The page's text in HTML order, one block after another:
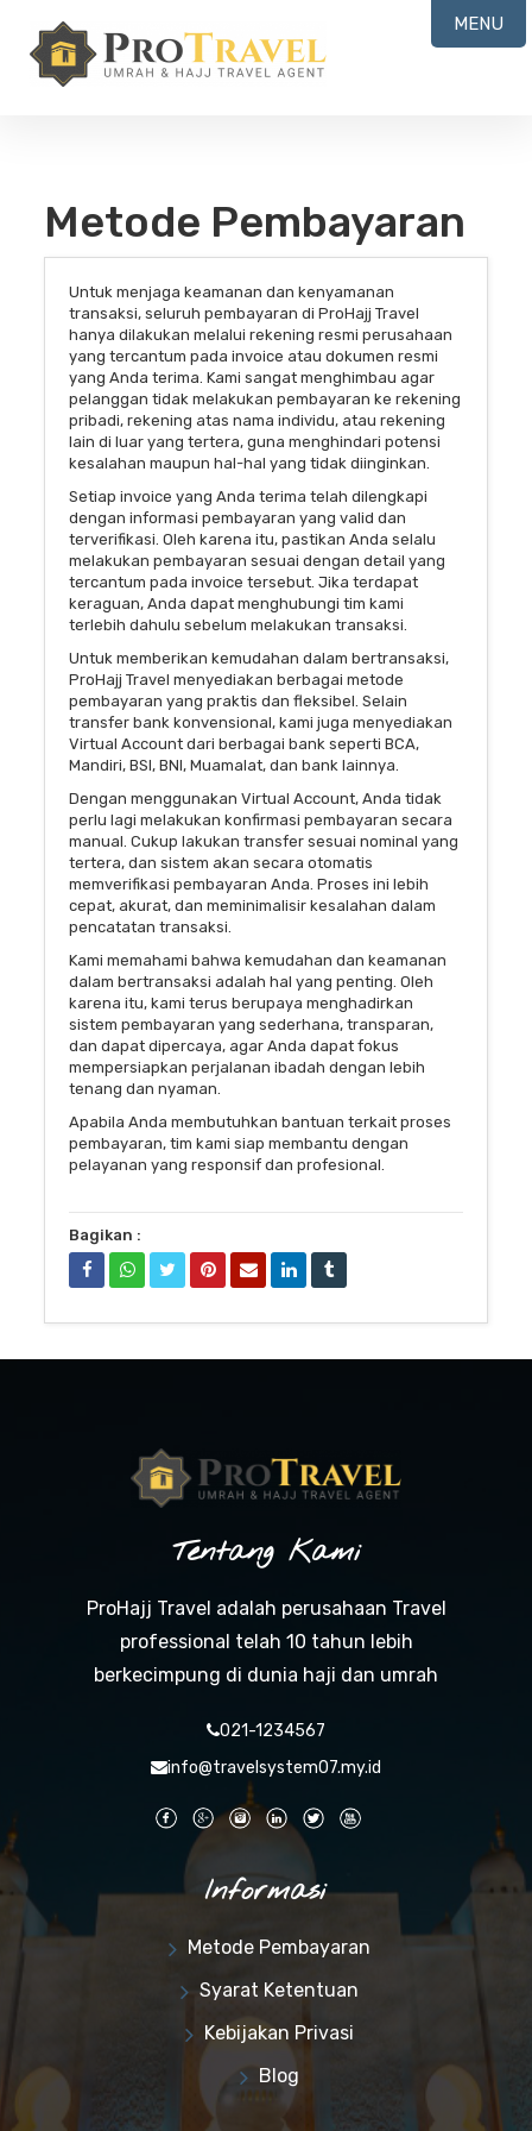
Metode Pembayaran
Untuk menjaga keamanan dan kenyamanan
transaksi, seluruh pembayaran di ProHajj Travel
hanya dilakukan melalui rekening resmi perusahaan
yang tercantum pada invoice atau dokumen resmi
yang Anda terima. Kami sangat menghimbau agar
pelanggan tidak melakukan pembayaran ke rekening
pribadi, rekening atas nama individu, atau rekening
lain di luar yang tertera, guna menghindari potensi
kesalahan maupun hal-hal yang tidak diinginkan.
Setiap invoice yang Anda terima telah dilengkapi
dengan informasi pembayaran yang valid dan
terverifikasi. Oleh karena itu, pastikan Anda selalu
melakukan pembayaran sesuai dengan detail yang
tercantum pada invoice tersebut. Jika terdapat
keraguan, Anda dapat menghubungi tim kami
terlebih dahulu sebelum melakukan transaksi.
Untuk memberikan kemudahan dalam bertransaksi,
ProHajj Travel menyediakan berbagai metode
pembayaran yang praktis dan fleksibel. Selain
transfer bank konvensional, kami juga menyediakan
Virtual Account dari berbagai bank seperti BCA,
Mandiri, BSI, BNI, Muamalat, dan bank lainnya.
Dengan menggunakan Virtual Account, Anda tidak
perlu lagi melakukan konfirmasi pembayaran secara
manual. Cukup lakukan transfer sesuai nominal yang
tertera, dan sistem akan secara otomatis
memverifikasi pembayaran Anda. Proses ini lebih
cepat, akurat, dan meminimalisir kesalahan dalam
pencatatan transaksi.
Kami memahami bahwa kemudahan dan keamanan
dalam bertransaksi adalah hal yang penting. Oleh
karena itu, kami terus berupaya menghadirkan
sistem pembayaran yang sederhana, transparan,
dan dapat dipercaya, agar Anda dapat fokus
mempersiapkan perjalanan ibadah dengan lebih
tenang dan nyaman.
Apabila Anda membutuhkan bantuan terkait proses
pembayaran, tim kami siap membantu dengan
pelayanan yang responsif dan profesional.
Bagikan :
Tentang Kami
ProHajj Travel adalah perusahaan Travel
professional telah 10 tahun lebih
berkecimpung di dunia haji dan umrah
021-1234567
info@travelsystem07.my.id
Informasi
Metode Pembayaran
Syarat Ketentuan
Kebijakan Privasi
Blog
MENU